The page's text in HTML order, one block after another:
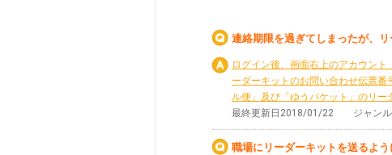
連絡期限を過ぎてしまったが、
ログイン後、画面右上のアカウン
ーダーキットのお問い合わせ伝票
ル便」及び「ゆうパケット」のリ
最終更新日2018/01/22 ジャン
職場にリーダーキットを送るよ